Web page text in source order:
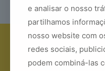
Yale Lisboa
Rua Luis Augusto
e analisar o nosso
partilhamos
nosso website com
redes sociais,
podem combiná-las